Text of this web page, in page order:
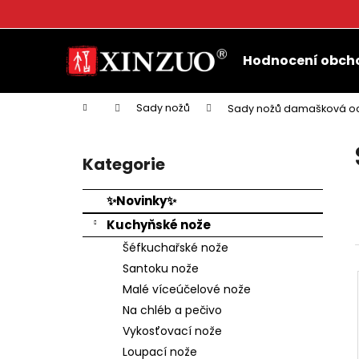
Hodnocení
Domů Sady nožů Sady nožů damašková
Přeskočit
kategorie
Kategorie
✨Novinky✨
Kuchyňské nože
Šéfkuchařské nože
Santoku nože
Malé víceúčelové nože
Na chléb a pečivo
Vykosťovací nože
Loupací nože
o
k